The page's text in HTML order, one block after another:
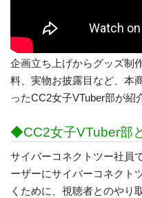
企画立ち上げからグッズ制
料、実物お披露目など、本
ったCC2女子VTuber部が紹
◆CC2女子VTuber部
サイバーコネクトツー社員
ーザーにサイバーコネクト
くために、視聴者とのやり